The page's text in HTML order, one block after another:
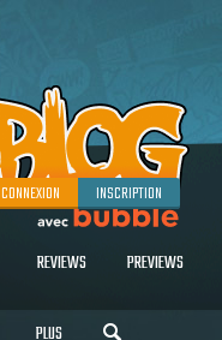
CONNEXION INSCRIPTION
REVIEWS PREVIEWS